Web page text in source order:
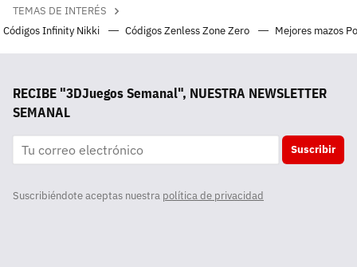
TEMAS DE INTERÉS
Códigos Infinity Nikki
Códigos Zenless Zone Zero Mejores mazos
RECIBE "3DJuegos Semanal", NUESTRA NEWSLETTER
SEMANAL
Suscribir
Suscribiéndote aceptas nuestra política de privacidad